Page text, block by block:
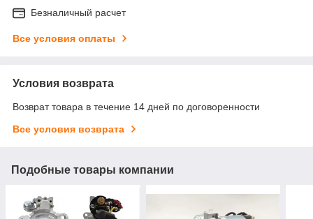
Безналичный расчет
Все условия оплаты
Условия возврата
Возврат товара в течение 14 дней по договоренности
Все условия возврата
Подобные товары компании